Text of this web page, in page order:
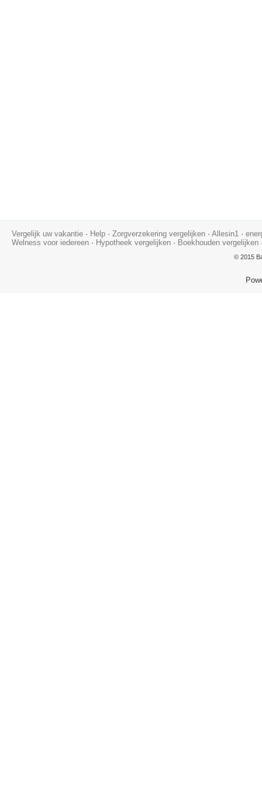
Vergelijk uw vakantie · Help · Zorgverzekering vergelijken · Allesin1 ·
Welness voor iedereen· Hypotheek vergelijken· Boekhouden vergelijken
© 2015